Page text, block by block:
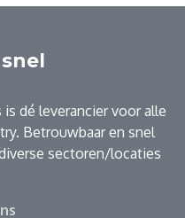
dé leverancier voor alle
Betrouwbaar en snel
sectoren/locaties